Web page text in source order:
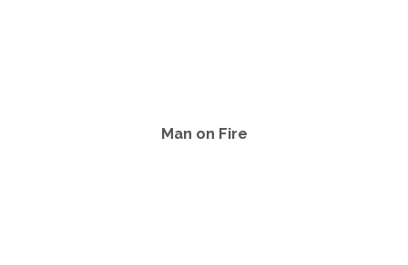
Man on Fire